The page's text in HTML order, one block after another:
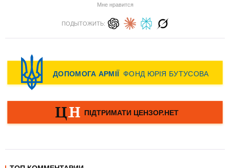
Мне нравится
ПОДЫТОЖИТЬ: